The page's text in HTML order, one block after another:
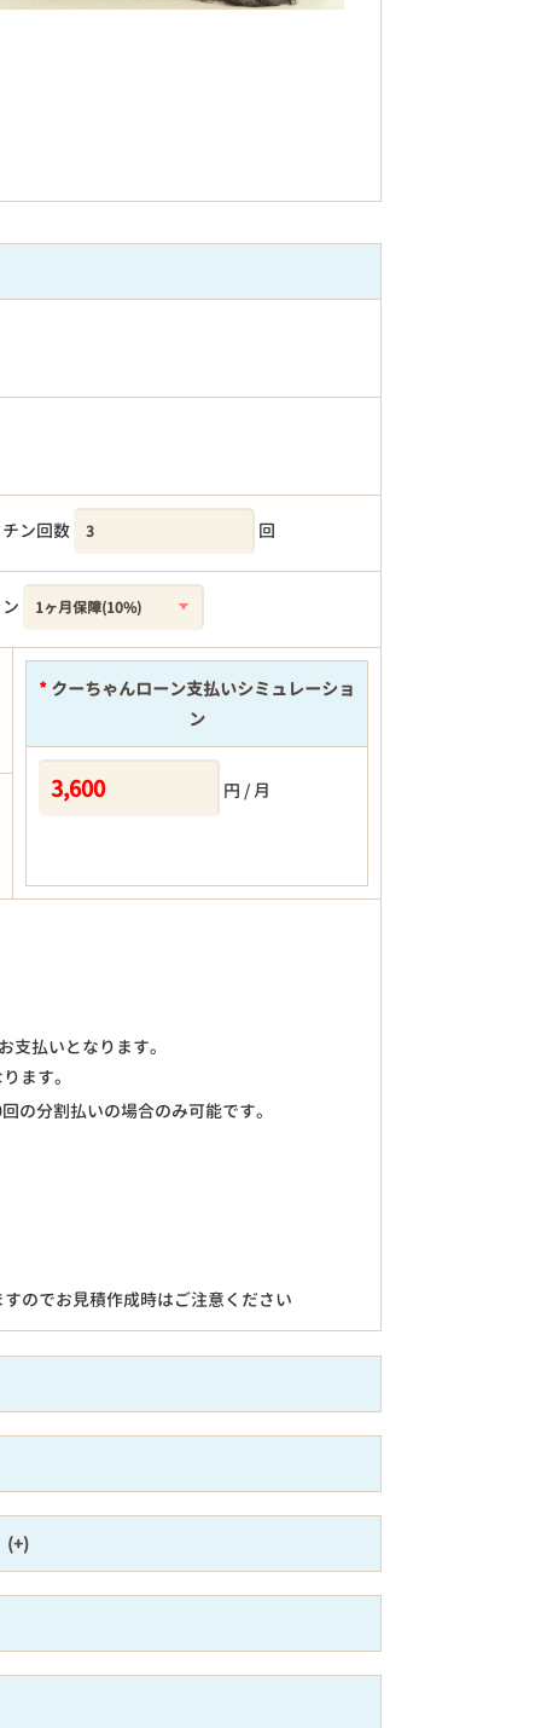
ン回数 回
* クーちゃんローン支払いシミュレーショ
ン
円 / 月
支払いとなります。
ます。
の分割払いの場合のみ可能です。
のでお見積作成時はご注意ください